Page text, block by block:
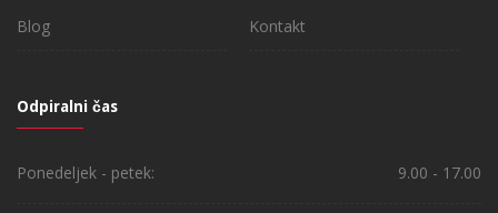
Blog Kontakt
Odpiralni čas
Ponedeljek - petek: 9.00 - 17.00